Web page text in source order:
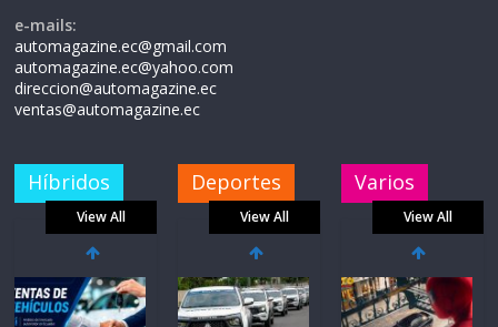
e-mails:
automagazine.ec@gmail.com
automagazine.ec@yahoo.com
direccion@automagazine.ec
ventas@automagazine.ec
Híbridos
View All
Deportes
View All
Varios
View All